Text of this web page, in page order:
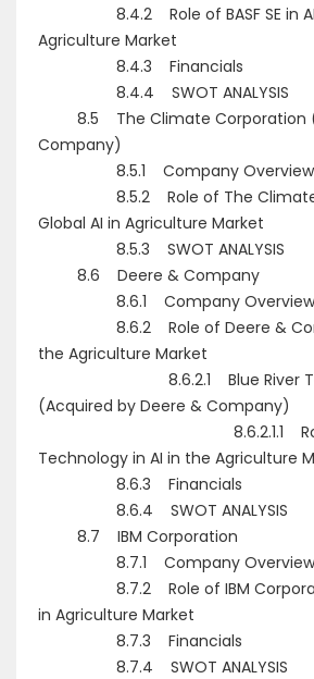
8.4.2 Role of BASF SE in AI
Agriculture Market
8.4.3 Financials
8.4.4 SWOT ANALYSIS
8.5 The Climate Corporation
Company)
8.5.1 Company Overview
8.5.2 Role of The Climate
Global AI in Agriculture Market
8.5.3 SWOT ANALYSIS
8.6 Deere & Company
8.6.1 Company Overview
8.6.2 Role of Deere &
the Agriculture Market
8.6.2.1 Blue River
(Acquired by Deere & Company)
8.6.2.1.1 Role of
Technology in AI in the Agriculture
8.6.3 Financials
8.6.4 SWOT ANALYSIS
8.7 IBM Corporation
8.7.1 Company Overview
8.7.2 Role of IBM
in Agriculture Market
8.7.3 Financials
8.7.4 SWOT ANALYSIS